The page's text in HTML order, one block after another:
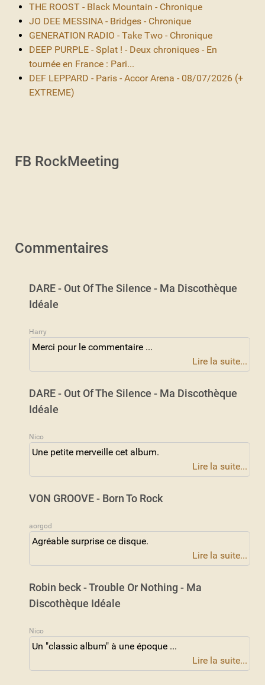
THE ROOST - Black Mountain - Chronique
JO DEE MESSINA - Bridges - Chronique
GENERATION RADIO - Take Two - Chronique
DEEP PURPLE - Splat ! - Deux chroniques - En
tournée en France : Pari...
DEF LEPPARD - Paris - Accor Arena - 08/07/2026 (+
EXTREME)
FB RockMeeting
Commentaires
DARE - Out Of The Silence - Ma Discothèque
Idéale
Harry
Merci pour le commentaire ...
Lire la suite...
DARE - Out Of The Silence - Ma Discothèque
Idéale
Nico
Une petite merveille cet album.
Lire la suite...
VON GROOVE - Born To Rock
aorgod
Agréable surprise ce disque.
Lire la suite...
Robin beck - Trouble Or Nothing - Ma
Discothèque Idéale
Nico
Un "classic album" à une époque ...
Lire la suite...